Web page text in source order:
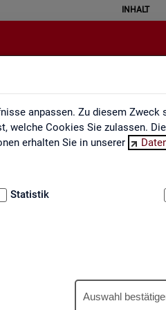
anpassen. Zu diesem Zweck
welche Cookies Sie zulassen.
erhalten Sie in unserer
Statistik
Auswahl
INHALT
des
auf
sind al­ler­dings be­son­ders